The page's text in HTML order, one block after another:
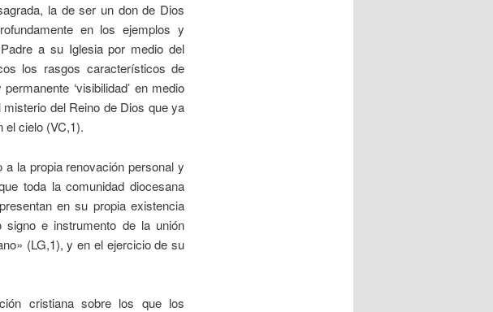
la de ser un don de Dios
en los ejemplos y
a su Iglesia por medio del
los rasgos característicos de
‘visibilidad’ en medio
del Reino de Dios que ya
el cielo (VC,1).
la propia renovación personal y
toda la comunidad diocesana
en su propia existencia
e instrumento de la unión
(LG,1), y en el ejercicio de su
cristiana sobre los que los